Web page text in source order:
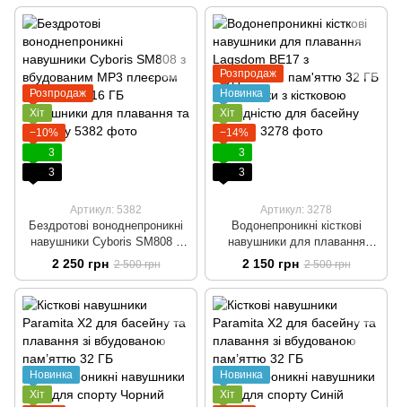
Чорні
плавання та басейну
Розпродаж
Хіт
−10%
3
3
Артикул: 5382
Бездротові воноднепроникні
навушники Cyboris SM808 з
вбудованим MP3 плеєром та
памʼятю 16 ГБ Навушники для
плавання та басейну
2 250 грн 2 500 грн
Розпродаж
Новинка
Хіт
−14%
3
3
Артикул: 3278
Водонепроникні кісткові
навушники для плавання
Lagsdom BE17 з вбудованою
пам'яттю 32 ГБ Навушники з
кістковою провідністю для
басейну Чорний
2 150 грн 2 500 грн
Новинка
Хіт
Новинка
Хіт